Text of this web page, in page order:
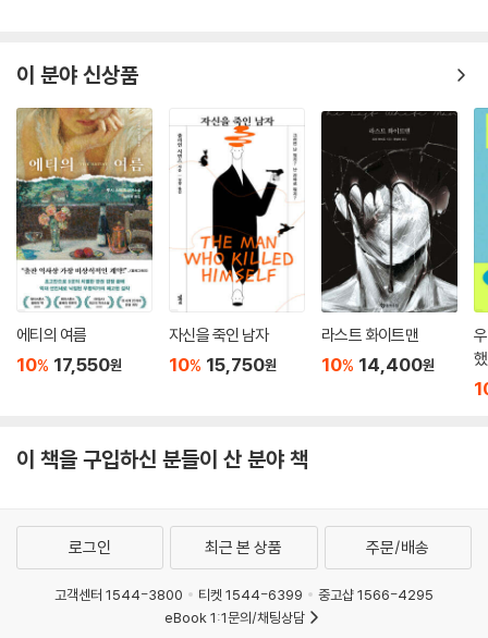
다. 그러나 『미국식 결혼』에서 작가가 던지는 질문은 이것이다. 그 오랜 세
남성의 이야기 속에서 여성의 목소리를 듣는 일
작가는 원래 소설 전체를 셀레스철의 시점에서만 서술되는 방식으로 구상
했으나, 집필 과정에서 원고를 읽어본 지인들 대부분이 셀레스철을 이기적
이라고 평하며 로이의 고통과 불행에만 공감을 표해 굉장히 좌절감을 느꼈
다고 한다. 그 때문에 두 사람의 시점으로 번갈아 서술되는 이야기로 방향
을 변경했는데, 이에 영감을 준 것이 타야리 존스가 가장 존경하는 작가라
고 밝힌 토니 모리슨의 『솔로몬의 노래』다. 존스는 대학 시절 이 책을 처음
읽고 자신이 평생 듣고 배워온 인종 간 권력 불균형의 작동 방식이 성별 간
에도 그대로 적용된다는 사실을 깨달았다. 또한 모리슨의 소설 대부분과는
러낼 수도 있다는 것을 깨달았다. 그리고 자신의 욕망에 솔직한 ‘이기적인
『미국식 결혼』은 분명 정치적인 소설이다. 하지만 그 정치성은 오랜 세월
간과되어온 가정과 가족이라는 사적인 영역의 권력 투쟁에서 발원하며, 오
히려 그로 인해 이 작품은 더욱 전복적이고 시의적으로 다가온다. 셀레스
가득하다.
- [피플]
존스는 기대와 상실과 인종적 불평등에 대해, 그리고 최선이라고 생각했던
계획이 어그러졌을 때 사랑이라는 감정이 어떻게 발전되는지에 대해 뛰어
난 솜씨로 그려낸다.
- [에스콰이어]
타야리 존스의 신작이 나오는 것은 언제나 중대한 사건이다.
- [일렉트릭 리터러처]
이 분야 신상품
에티의 여름
10% 17,550원
자신을 죽인 남자
10% 15,750원
라스트 화이트맨
10% 14,400원
이 책을 구입하신 분들이 산 분야 책
로그인 최근 본 상품 주문/배송
고객센터 1544-3800 티켓 1544-6399
중고샵 1566-4295
eBook 1:1문의/채팅상담